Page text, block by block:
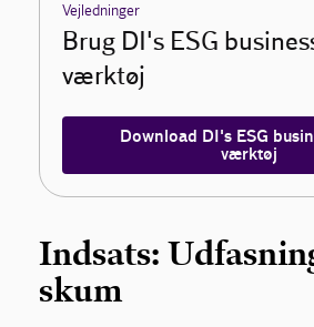
Vejledninger
Brug DI's ESG
værktøj
Download DI's ESG
værktøj
Indsats:
skum